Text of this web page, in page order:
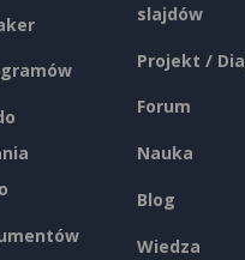
slajdów
Projekt /
Forum
Nauka
Blog
Wiedza